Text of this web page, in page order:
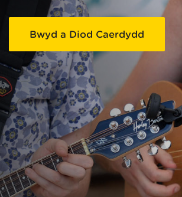
Bwyd a Diod Caerdydd